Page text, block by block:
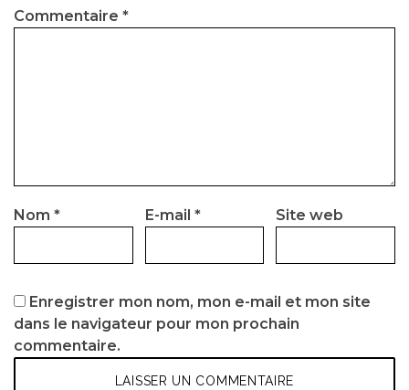
Commentaire *
Nom * E-mail * Site web
Enregistrer mon nom, mon e-mail et mon site
dans le navigateur pour mon prochain
commentaire.